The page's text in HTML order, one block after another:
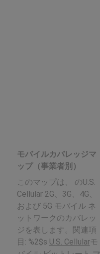
モバイルカバレッジマ
ップ（事業者別）
このマップは、 のU.S.
Cellular 2G、3G、4G、
および 5G モバイル ネ
ットワークのカバレッ
ジを表します。関連項
目: %2$s U.S. Cellularモ